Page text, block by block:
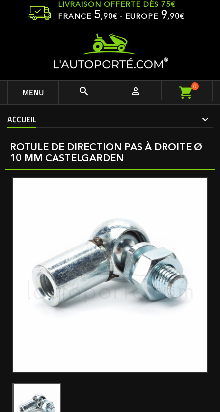
LIVRAISON OFFERTE DÈS 75€
FRANCE 5,90€ - EUROPE 9,90€
MENU   0
ACCUEIL
ROTULE DE DIRECTION PAS À DROITE Ø
10 MM CASTELGARDEN